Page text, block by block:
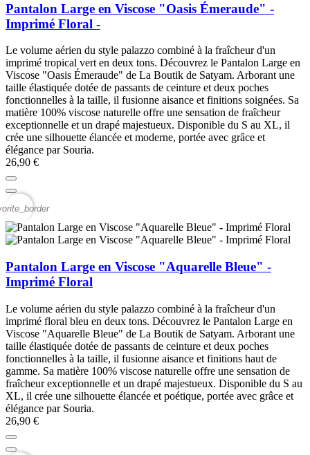
Pantalon Large en Viscose "Oasis Émeraude" -
Imprimé Floral -
Le volume aérien du style palazzo combiné à la fraîcheur d'un
imprimé tropical vert en deux tons. Découvrez le Pantalon Large en
Viscose "Oasis Émeraude" de La Boutik de Satyam. Arborant une
taille élastiquée dotée de passants de ceinture et deux poches
fonctionnelles à la taille, il fusionne aisance et finitions soignées. Sa
matière 100% viscose naturelle offre une sensation de fraîcheur
exceptionnelle et un drapé majestueux. Disponible du S au XL, il
crée une silhouette élancée et moderne, portée avec grâce et
élégance par Souria.
26,90 €
Pantalon Large en Viscose "Aquarelle Bleue" -
Imprimé Floral
Le volume aérien du style palazzo combiné à la fraîcheur d'un
imprimé floral bleu en deux tons. Découvrez le Pantalon Large en
Viscose "Aquarelle Bleue" de La Boutik de Satyam. Arborant une
taille élastiquée dotée de passants de ceinture et deux poches
fonctionnelles à la taille, il fusionne aisance et finitions haut de
gamme. Sa matière 100% viscose naturelle offre une sensation de
fraîcheur exceptionnelle et un drapé majestueux. Disponible du S au
XL, il crée une silhouette élancée et poétique, portée avec grâce et
élégance par Souria.
26,90 €